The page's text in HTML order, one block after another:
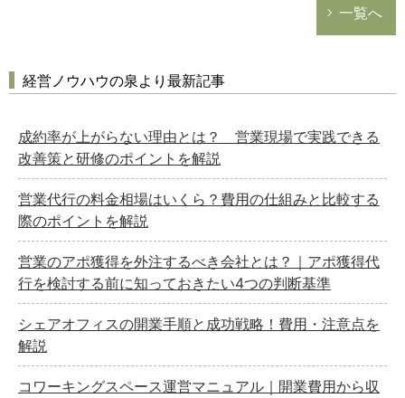
一覧へ
経営ノウハウの泉より最新記事
成約率が上がらない理由とは？ 営業現場で実践できる
改善策と研修のポイントを解説
営業代行の料金相場はいくら？費用の仕組みと比較する
際のポイントを解説
営業のアポ獲得を外注するべき会社とは？｜アポ獲得代
行を検討する前に知っておきたい4つの判断基準
シェアオフィスの開業手順と成功戦略！費用・注意点を
解説
コワーキングスペース運営マニュアル｜開業費用から収